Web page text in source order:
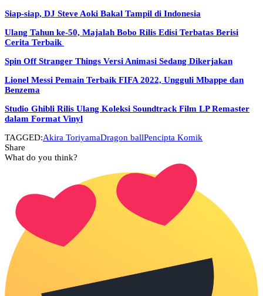
Siap-siap, DJ Steve Aoki Bakal Tampil di Indonesia
Ulang Tahun ke-50, Majalah Bobo Rilis Edisi Terbatas Berisi
Cerita Terbaik
Spin Off Stranger Things Versi Animasi Sedang Dikerjakan
Lionel Messi Pemain Terbaik FIFA 2022, Ungguli Mbappe dan
Benzema
Studio Ghibli Rilis Ulang Koleksi Soundtrack Film LP Remaster
dalam Format Vinyl
TAGGED:Akira ToriyamaDragon ballPencipta Komik
Share
What do you think?